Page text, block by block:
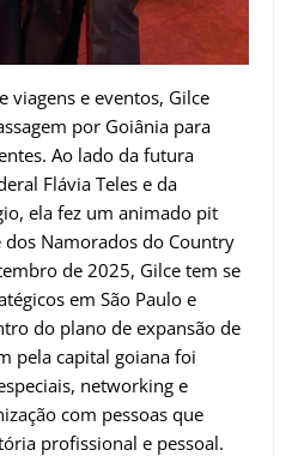
viagens e eventos, Gilce
por Goiânia para
Ao lado da futura
Flávia Teles e da
ela fez um animado pit
Namorados do Country
de 2025, Gilce tem se
em São Paulo e
do plano de expansão de
pela capital goiana foi
networking e
com pessoas que
profissional e pessoal.